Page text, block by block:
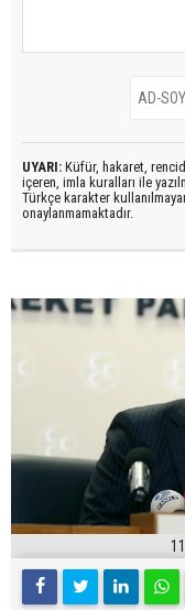
UYARI: Küfür, hakaret,
içeren, imla kuralları ile
Türkçe karakter
onaylanmamaktadır.